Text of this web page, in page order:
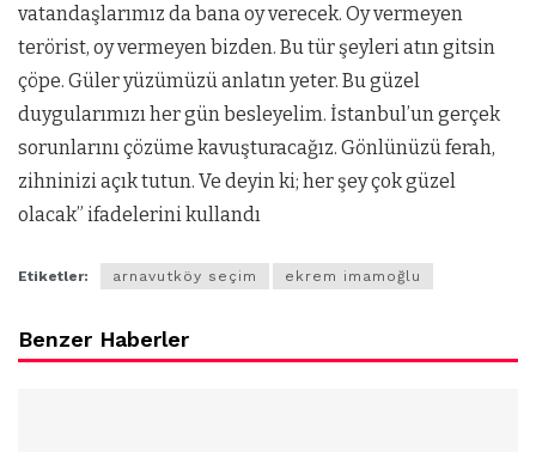
vatandaşlarımız da bana oy verecek. Oy vermeyen
terörist, oy vermeyen bizden. Bu tür şeyleri atın gitsin
çöpe. Güler yüzümüzü anlatın yeter. Bu güzel
duygularımızı her gün besleyelim. İstanbul’un gerçek
sorunlarını çözüme kavuşturacağız. Gönlünüzü ferah,
zihninizi açık tutun. Ve deyin ki; her şey çok güzel
olacak” ifadelerini kullandı
Etiketler: arnavutköy seçim ekrem imamoğlu
Benzer Haberler